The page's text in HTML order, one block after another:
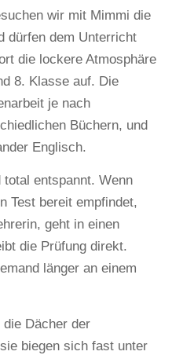
wir mit Mimmi die
dürfen dem Unterricht
die lockere Atmosphäre
8. Klasse auf. Die
je nach
Büchern, und
Englisch.
entspannt. Wenn
Test bereit empfindet,
geht in einen
die Prüfung direkt.
länger an einem
Dächer der
biegen sich fast unter